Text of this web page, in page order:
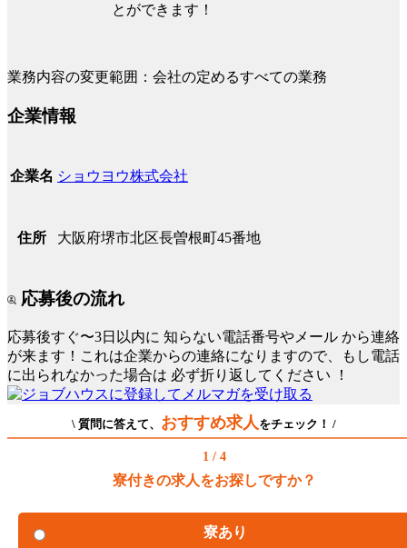
とができます！
業務内容の変更範囲：会社の定めるすべての業務
企業情報
企業名 ショウヨウ株式会社
住所 大阪府堺市北区長曽根町45番地
応募後の流れ
応募後すぐ〜3日以内に 知らない電話番号やメール から連絡
が来ます！これは企業からの連絡になりますので、もし電話
に出られなかった場合は 必ず折り返してください ！
\ 質問に答えて、 おすすめ求人をチェック！ /
1 / 4
寮付きの求人をお探しですか？
寮あり